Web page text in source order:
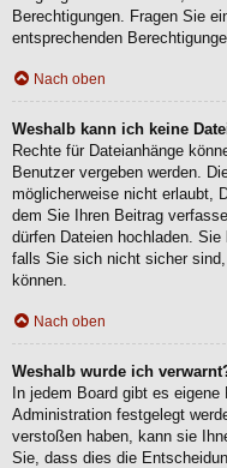
Berechtigungen. Fragen Sie
entsprechenden
Nach oben
Weshalb kann ich keine
Rechte für Dateianhänge
Benutzer vergeben werden.
möglicherweise nicht erlaubt,
dem Sie Ihren Beitrag
dürfen Dateien hochladen.
falls Sie sich nicht sicher
können.
Nach oben
Weshalb wurde ich
In jedem Board gibt es
Administration festgelegt
verstoßen haben, kann sie
Sie, dass dies die